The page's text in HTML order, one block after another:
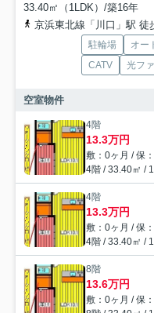
33.40㎡（1LDK）/築16年
京浜東北線「川口」駅 徒
駐輪場 オー
CATV
光フ
空室物件
4階
13.3万円
敷：0ヶ月 / 保
4階 / 33.40㎡ /
4階
13.3万円
敷：0ヶ月 / 保
4階 / 33.40㎡ /
8階
13.6万円
敷：0ヶ月 / 保